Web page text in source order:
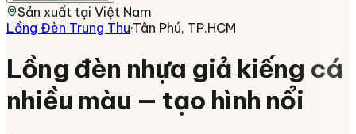
Sản xuất tại Việt Nam
Lồng Đèn Trung Thu·Tân Phú, TP.HCM
Lồng đèn nhựa giả kiếng cá
nhiều màu — tạo hình nổi